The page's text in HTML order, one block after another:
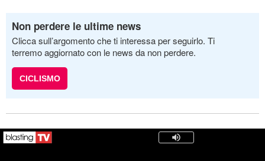
Non perdere le ultime news
Clicca sull’argomento che ti interessa per seguirlo. Ti
terremo aggiornato con le news da non perdere.
CICLISMO